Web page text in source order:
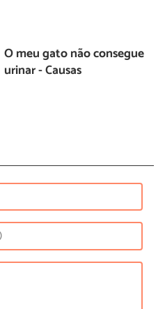
O meu gato não consegue
urinar - Causas